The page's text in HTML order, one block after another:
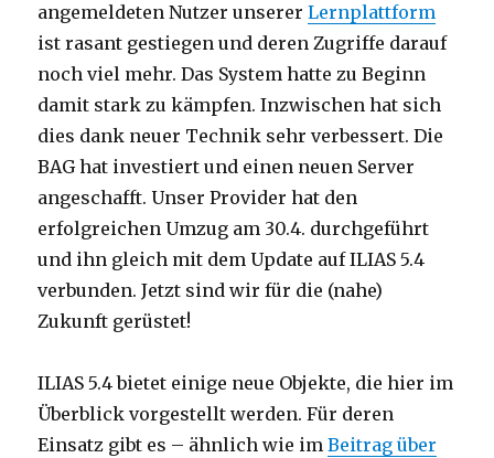
angemeldeten Nutzer unsererLernplattform
ist rasant gestiegen und deren Zugriffe darauf
noch viel mehr. Das System hatte zu Beginn
damit stark zu kämpfen. Inzwischen hat sich
dies dank neuer Technik sehr verbessert. Die
BAG hat investiert und einen neuen Server
angeschafft. Unser Provider hat den
erfolgreichen Umzug am 30.4. durchgeführt
und ihn gleich mit dem Update auf ILIAS 5.4
verbunden. Jetzt sind wir für die (nahe)
Zukunft gerüstet!
ILIAS 5.4 bietet einige neue Objekte, die hier im
Überblick vorgestellt werden. Für deren
Einsatz gibt es – ähnlich wie imBeitrag über